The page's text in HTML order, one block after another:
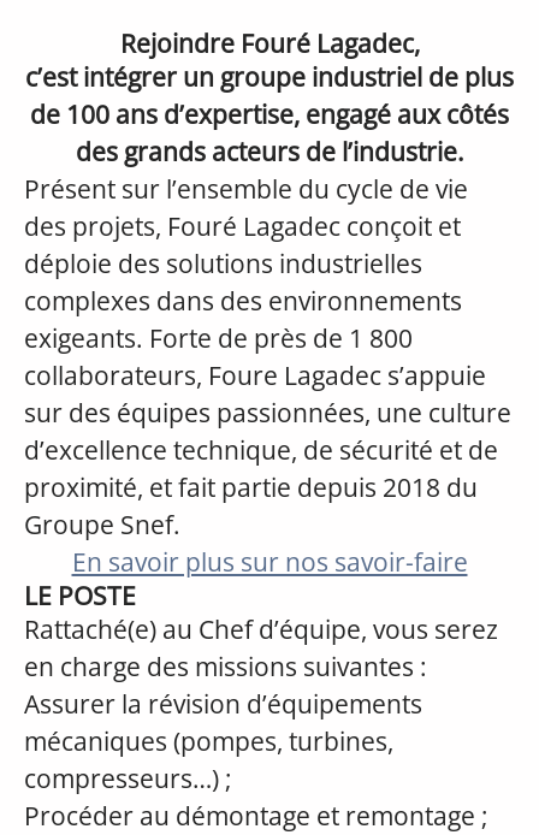
Rejoindre Fouré Lagadec,
c’est intégrer un groupe industriel de plus
de 100 ans d’expertise, engagé aux côtés
des grands acteurs de l’industrie.
Présent sur l’ensemble du cycle de vie
des projets, Fouré Lagadec conçoit et
déploie des solutions industrielles
complexes dans des environnements
exigeants. Forte de près de 1 800
collaborateurs, Foure Lagadec s’appuie
sur des équipes passionnées, une culture
d’excellence technique, de sécurité et de
proximité, et fait partie depuis 2018 du
Groupe Snef.
En savoir plus sur nos savoir-faire
LE POSTE
Rattaché(e) au Chef d’équipe, vous serez
en charge des missions suivantes :
Assurer la révision d’équipements
mécaniques (pompes, turbines,
compresseurs…) ;
Procéder au démontage et remontage ;